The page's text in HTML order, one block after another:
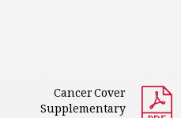
Cancer Cover
Supplementary